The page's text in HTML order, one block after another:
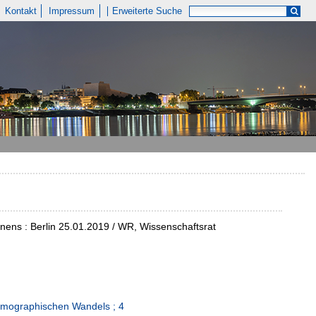
Kontakt Impressum Erweiterte Suche
: Berlin 25.01.2019 / WR, Wissenschaftsrat
Wandels ; 4